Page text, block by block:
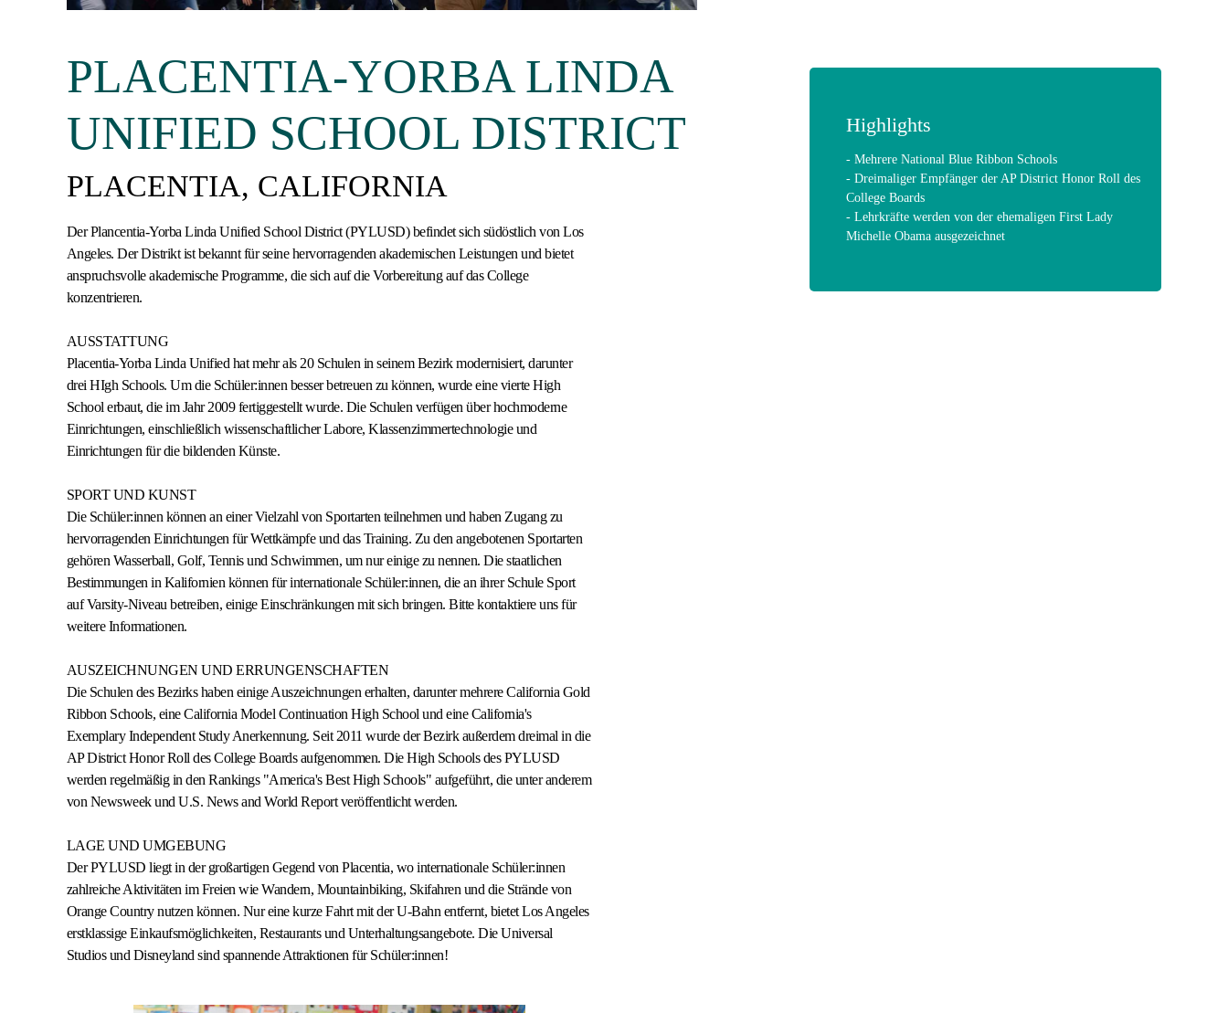
PLACENTIA-YORBA LINDA
UNIFIED SCHOOL DISTRICT
PLACENTIA, CALIFORNIA
Der Plancentia-Yorba Linda Unified School District (PYLUSD) befindet sich südöstlich von Los
Angeles. Der Distrikt ist bekannt für seine hervorragenden akademischen Leistungen und bietet
anspruchsvolle akademische Programme, die sich auf die Vorbereitung auf das College
konzentrieren.
AUSSTATTUNG
Placentia-Yorba Linda Unified hat mehr als 20 Schulen in seinem Bezirk modernisiert, darunter
drei HIgh Schools. Um die Schüler:innen besser betreuen zu können, wurde eine vierte High
School erbaut, die im Jahr 2009 fertiggestellt wurde. Die Schulen verfügen über hochmoderne
Einrichtungen, einschließlich wissenschaftlicher Labore, Klassenzimmertechnologie und
Einrichtungen für die bildenden Künste.
SPORT UND KUNST
Die Schüler:innen können an einer Vielzahl von Sportarten teilnehmen und haben Zugang zu
hervorragenden Einrichtungen für Wettkämpfe und das Training. Zu den angebotenen Sportarten
gehören Wasserball, Golf, Tennis und Schwimmen, um nur einige zu nennen. Die staatlichen
Bestimmungen in Kalifornien können für internationale Schüler:innen, die an ihrer Schule Sport
auf Varsity-Niveau betreiben, einige Einschränkungen mit sich bringen. Bitte kontaktiere uns für
weitere Informationen.
AUSZEICHNUNGEN UND ERRUNGENSCHAFTEN
Die Schulen des Bezirks haben einige Auszeichnungen erhalten, darunter mehrere California Gold
Ribbon Schools, eine California Model Continuation High School und eine California's
Exemplary Independent Study Anerkennung. Seit 2011 wurde der Bezirk außerdem dreimal in die
AP District Honor Roll des College Boards aufgenommen. Die High Schools des PYLUSD
werden regelmäßig in den Rankings "America's Best High Schools" aufgeführt, die unter anderem
von Newsweek und U.S. News and World Report veröffentlicht werden.
LAGE UND UMGEBUNG
Der PYLUSD liegt in der großartigen Gegend von Placentia, wo internationale Schüler:innen
zahlreiche Aktivitäten im Freien wie Wandern, Mountainbiking, Skifahren und die Strände von
Orange Country nutzen können. Nur eine kurze Fahrt mit der U-Bahn entfernt, bietet Los Angeles
erstklassige Einkaufsmöglichkeiten, Restaurants und Unterhaltungsangebote. Die Universal
Studios und Disneyland sind spannende Attraktionen für Schüler:innen!
Highlights
- Mehrere National Blue Ribbon Schools
- Dreimaliger Empfänger der AP District Honor Roll des
College Boards
- Lehrkräfte werden von der ehemaligen First Lady
Michelle Obama ausgezeichnet